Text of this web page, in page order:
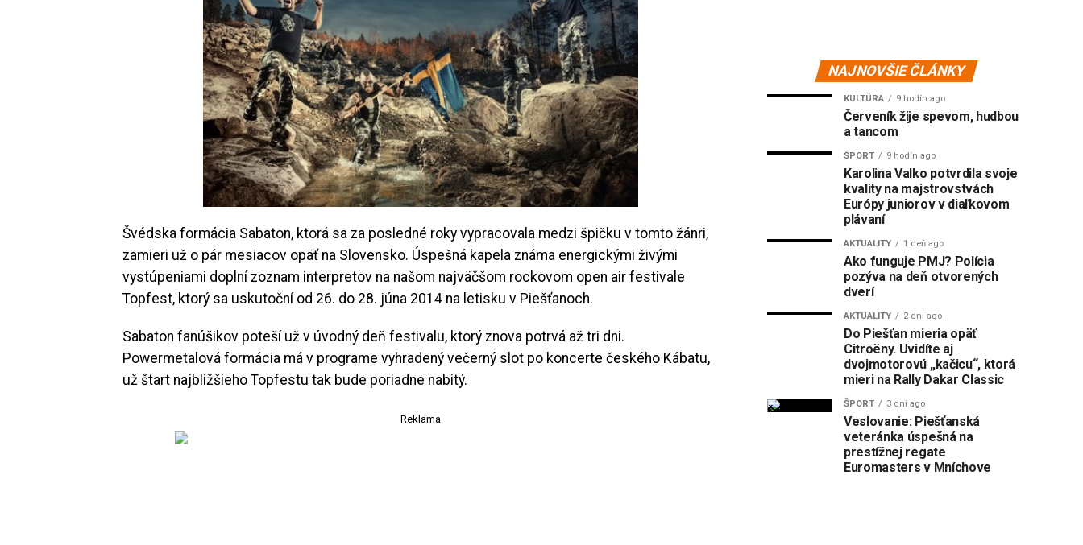
Švédska formácia Sabaton, ktorá sa za posledné roky vypracovala medzi špičku v tomto žánri,
zamieri už o pár mesiacov opäť na Slovensko. Úspešná kapela známa energickými živými
vystúpeniami doplní zoznam interpretov na našom najväčšom rockovom open air festivale
Topfest, ktorý sa uskutoční od 26. do 28. júna 2014 na letisku v Piešťanoch.
Sabaton fanúšikov poteší už v úvodný deň festivalu, ktorý znova potrvá až tri dni.
Powermetalová formácia má v programe vyhradený večerný slot po koncerte českého Kábatu,
už štart najbližšieho Topfestu tak bude poriadne nabitý.
Reklama
NAJNOVŠIE ČLÁNKY
KULTÚRA 9 hodín ago
Červeník žije spevom, hudbou
a tancom
ŠPORT 9 hodín ago
Karolina Valko potvrdila svoje
kvality na majstrovstvách
Európy juniorov v diaľkovom
plávaní
AKTUALITY 1 deň ago
Ako funguje PMJ? Polícia
pozýva na deň otvorených
dverí
AKTUALITY 2 dni ago
Do Piešťan mieria opäť
Citroëny. Uvidíte aj
dvojmotorovú „kačicu“, ktorá
mieri na Rally Dakar Classic
ŠPORT 3 dni ago
Veslovanie: Piešťanská
veteránka úspešná na
prestížnej regate
Euromasters v Mníchove